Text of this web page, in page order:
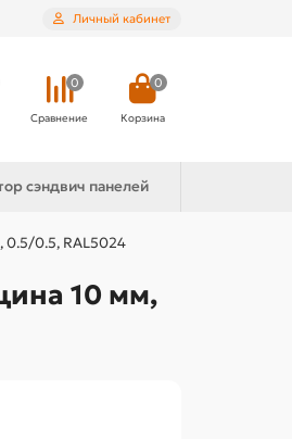
Личный кабинет
0
Сравнение
0
Корзина
сэндвич панелей
0.5, RAL5024
10 мм,